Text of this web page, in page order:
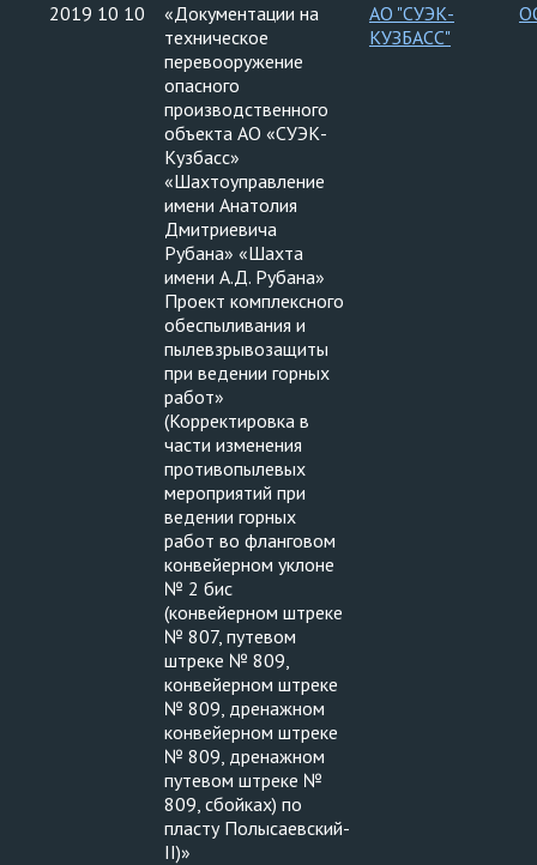
2019 10 10
«Документации на
техническое
перевооружение
опасного
производственного
объекта АО «СУЭК-
Кузбасс»
«Шахтоуправление
имени Анатолия
Дмитриевича
Рубана» «Шахта
имени А.Д. Рубана»
Проект комплексного
обеспыливания и
пылевзрывозащиты
при ведении горных
работ»
(Корректировка в
части изменения
противопылевых
мероприятий при
ведении горных
работ во фланговом
конвейерном уклоне
№ 2 бис
(конвейерном штреке
№ 807, путевом
штреке № 809,
конвейерном штреке
№ 809, дренажном
конвейерном штреке
№ 809, дренажном
путевом штреке №
809, сбойках) по
пласту Полысаевский-
II)»
АО "СУЭК-
КУЗБАСС"